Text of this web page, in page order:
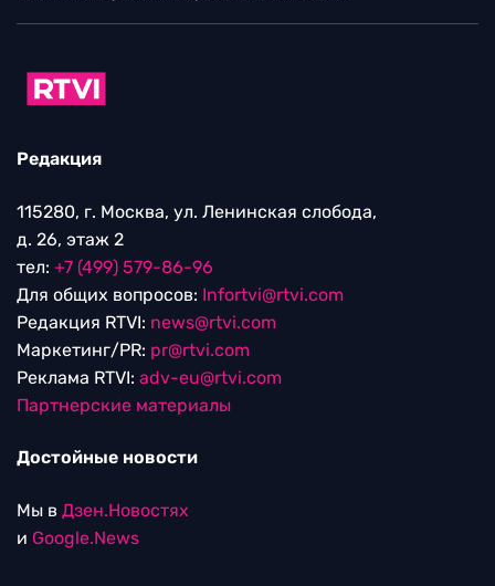
Редакция
115280, г. Москва, ул. Ленинская слобода,
д. 26, этаж 2
тел: +7 (499) 579-86-96
Для общих вопросов: Infortvi@rtvi.com
Редакция RTVI: news@rtvi.com
Маркетинг/PR: pr@rtvi.com
Реклама RTVI: adv-eu@rtvi.com
Партнерские материалы
Достойные новости
Мы в Дзен.Новостях
и Google.News